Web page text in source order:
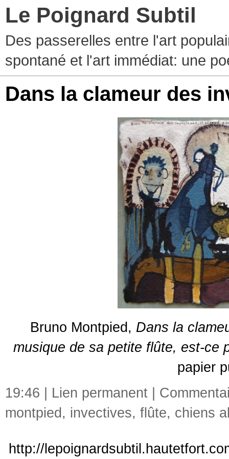
Le Poignard Subtil
Des passerelles entre l'art
spontané et l'art immédiat: une
Dans la clameur des
Bruno Montpied, Dans la
musique de sa petite flûte, est-ce
papier
19:46 | Lien permanent
montpied , invectives, flûte, chiens
http://